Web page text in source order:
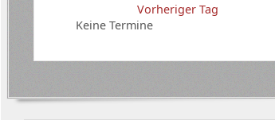
Vorheriger Tag
Keine Termine